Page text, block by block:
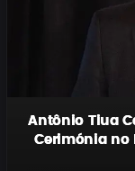
Antônio Tiua
Cerimónia no